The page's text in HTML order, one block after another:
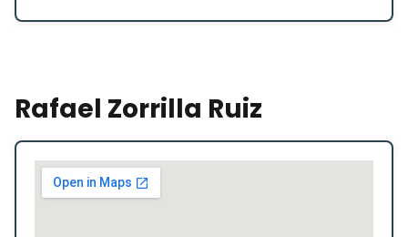
Rafael Zorrilla Ruiz